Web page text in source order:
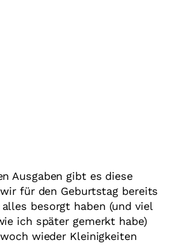
Ausgaben gibt es diese
für den Geburtstag bereits
alles besorgt haben (und viel
ich später gemerkt habe)
wieder Kleinigkeiten